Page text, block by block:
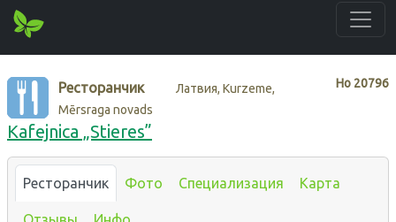
Нo 20796
Ресторанчик
Латвия, Kurzeme,
Mērsraga novads
Kafejnica „Stieres”
Ресторанчик Фото Специализация Карта